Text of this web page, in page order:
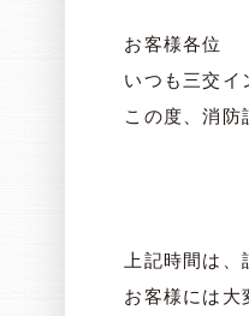
お客様各位
いつも三交イ
この度、消
上記時間は
お客様には大